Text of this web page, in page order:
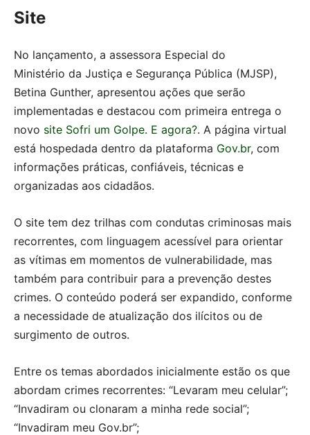
Site
No lançamento, a assessora Especial do
Ministério da Justiça e Segurança Pública (MJSP),
Betina Gunther, apresentou ações que serão
implementadas e destacou com primeira entrega o
novo site Sofri um Golpe. E agora?. A página virtual
está hospedada dentro da plataforma Gov.br, com
informações práticas, confiáveis, técnicas e
organizadas aos cidadãos.
O site tem dez trilhas com condutas criminosas mais
recorrentes, com linguagem acessível para orientar
as vítimas em momentos de vulnerabilidade, mas
também para contribuir para a prevenção destes
crimes. O conteúdo poderá ser expandido, conforme
a necessidade de atualização dos ilícitos ou de
surgimento de outros.
Entre os temas abordados inicialmente estão os que
abordam crimes recorrentes: “Levaram meu celular”;
“Invadiram ou clonaram a minha rede social”;
“Invadiram meu Gov.br”;